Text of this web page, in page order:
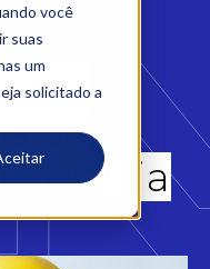
você
suas
um
solicitado a
se